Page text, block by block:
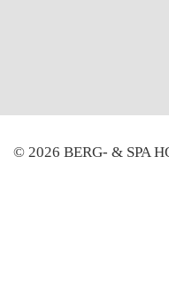
© 2026 BERG- & SPA